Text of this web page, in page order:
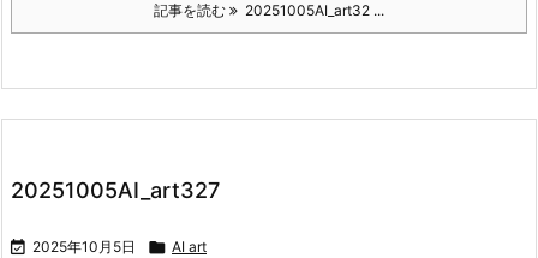
記事を読む 20251005AI_art32 ...
20251005AI_art327
 2025年10月5日  AI art